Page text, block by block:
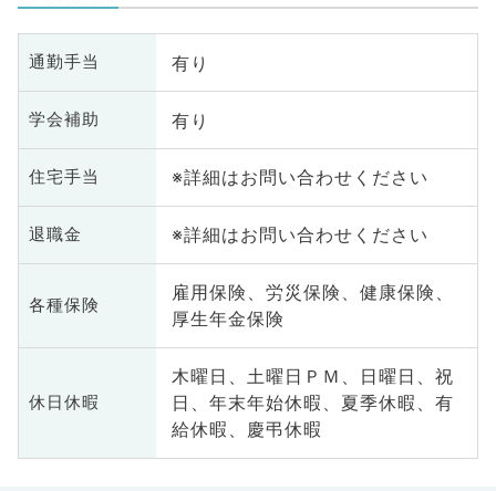
通勤手当 有り
学会補助 有り
住宅手当 ※詳細はお問い合わせください
退職金 ※詳細はお問い合わせください
各種保険
雇用保険、労災保険、健康保険、
厚生年金保険
休日休暇
木曜日、土曜日ＰＭ、日曜日、祝
日、年末年始休暇、夏季休暇、有
給休暇、慶弔休暇